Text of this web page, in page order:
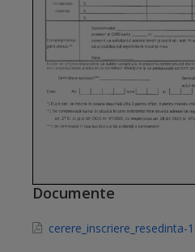
Documente
cerere_inscriere_resedinta-